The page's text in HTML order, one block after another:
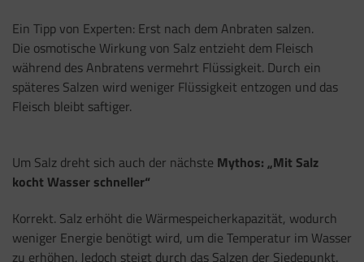
Ein Tipp von Experten: Erst nach dem Anbraten salzen.
Die osmotische Wirkung von Salz entzieht dem Fleisch
während des Anbratens vermehrt Flüssigkeit. Durch ein
späteres Salzen wird weniger Flüssigkeit entzogen und das
Fleisch bleibt saftiger.
Um Salz dreht sich auch der nächste Mythos: „Mit Salz
kocht Wasser schneller“
Korrekt. Salz erhöht die Wärmespeicherkapazität, wodurch
weniger Energie benötigt wird, um die Temperatur im Wasser
zu erhöhen. Jedoch steigt durch das Salzen der Siedepunkt.